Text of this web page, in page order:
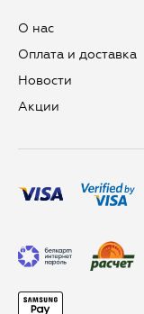
О нас
Оплата и доставка
Новости
Aкции